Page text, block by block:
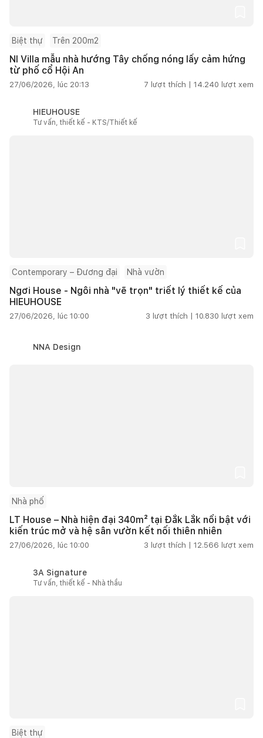
Biệt thự Trên 200m2
NI Villa mẫu nhà hướng Tây chống nóng lấy cảm hứng
từ phố cổ Hội An
27/06/2026, lúc 20:13 7 lượt thích | 14.240 lượt xem
HIEUHOUSE
Tư vấn, thiết kế - KTS/Thiết kế
Contemporary – Đương đại Nhà vườn
Ngơi House - Ngôi nhà "vẽ trọn" triết lý thiết kế của
HIEUHOUSE
27/06/2026, lúc 10:00 3 lượt thích | 10.830 lượt xem
NNA Design
Nhà phố
LT House – Nhà hiện đại 340m² tại Đắk Lắk nổi bật với
kiến trúc mở và hệ sân vườn kết nối thiên nhiên
27/06/2026, lúc 10:00 3 lượt thích | 12.566 lượt xem
3A Signature
Tư vấn, thiết kế - Nhà thầu
Biệt thự